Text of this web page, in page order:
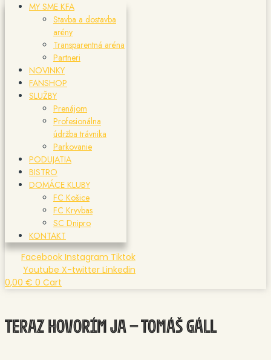
MY SME KFA
Stavba a dostavba
arény
Transparentná aréna
Partneri
NOVINKY
FANSHOP
SLUŽBY
Prenájom
Profesionálna
údržba trávnika
Parkovanie
PODUJATIA
BISTRO
DOMÁCE KLUBY
FC Košice
FC Kryvbas
SC Dnipro
KONTAKT
Facebook Instagram Tiktok
Youtube X-twitter Linkedin
0,00 € 0 Cart
TERAZ HOVORÍM JA – TOMÁŠ GÁLL